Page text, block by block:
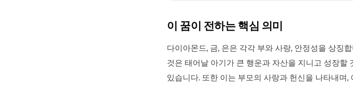
이 꿈이 전하는 핵심 의미
다이아몬드, 금, 은은 각각 부와 사랑, 안정성을 상징
것은 태어날 아기가 큰 행운과 자산을 지니고 성장할
있습니다. 또한 이는 부모의 사랑과 헌신을 나타내며